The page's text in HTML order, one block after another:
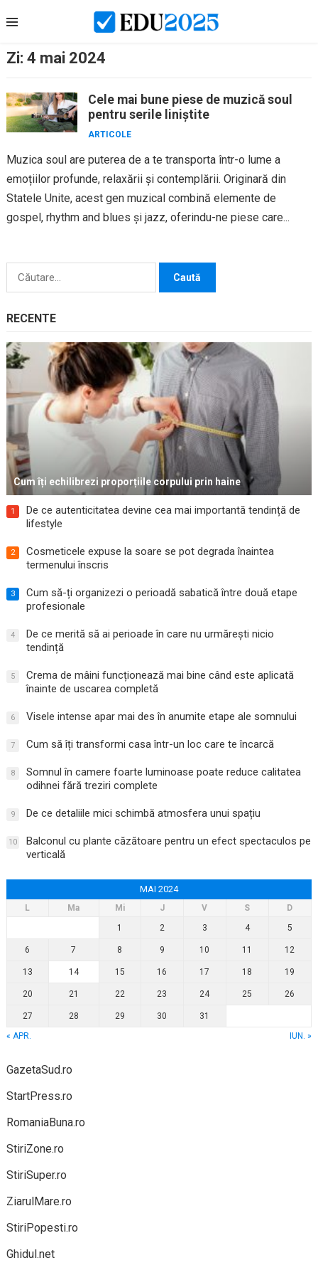
to
Zi: 4 mai 2024
Cele mai bune piese de muzică soul
pentru serile liniștite
ARTICOLE
Muzica soul are puterea de a te transporta într-o lume a
emoțiilor profunde, relaxării și contemplării. Originară din
Statele Unite, acest gen muzical combină elemente de
gospel, rhythm and blues și jazz, oferindu-ne piese care...
Caută
RECENTE
Cum îți echilibrezi proporțiile corpului prin haine
1
De ce autenticitatea devine cea mai importantă tendință de
lifestyle
2
Cosmeticele expuse la soare se pot degrada înaintea
termenului înscris
3
Cum să-ți organizezi o perioadă sabatică între două etape
profesionale
4
De ce merită să ai perioade în care nu urmărești nicio
tendință
5
Crema de mâini funcționează mai bine când este aplicată
înainte de uscarea completă
6 Visele intense apar mai des în anumite etape ale somnului
7 Cum să îți transformi casa într-un loc care te încarcă
8
Somnul în camere foarte luminoase poate reduce calitatea
odihnei fără treziri complete
9 De ce detaliile mici schimbă atmosfera unui spațiu
10
Balconul cu plante căzătoare pentru un efect spectaculos pe
verticală
MAI 2024
L Ma Mi J V S
D
1
2 3 4 5
6 7 8 9 10 11 12
13 14 15 16 17 18 19
20 21 22 23 24 25 26
27 28 29 30
31
« APR.
IUN. »
GazetaSud.ro
StartPress.ro
RomaniaBuna.ro
StiriZone.ro
StiriSuper.ro
ZiarulMare.ro
StiriPopesti.ro
Ghidul.net